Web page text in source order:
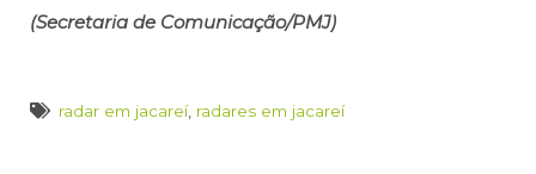
(Secretaria de Comunicação/PMJ)
radar em jacareí, radares em jacareí